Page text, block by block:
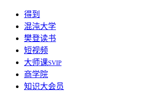
得到
混沌大学
樊登读书
短视频
大师课SVIP
商学院
知识大会员